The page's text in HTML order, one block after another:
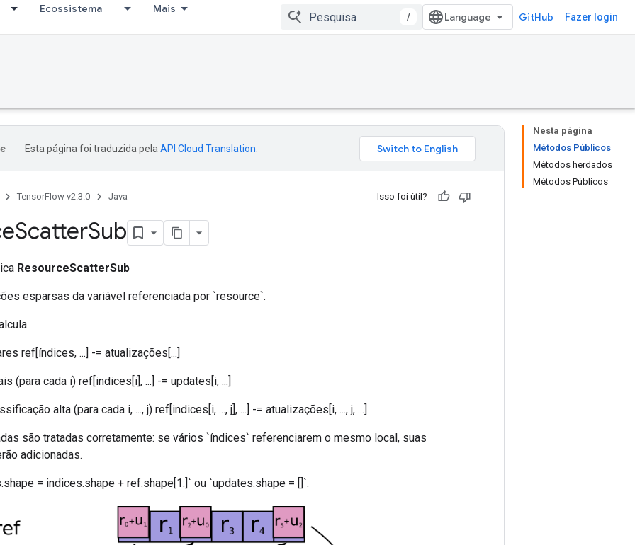
Ecossistema Mais
/ GitHub Fazer login
Nesta página
Métodos Públicos
Métodos herdados
Métodos Públicos
Esta página foi traduzida pela API Cloud Translation
TensorFlow v2.3.0 Java Isso foi útil?
ScatterSub
ResourceScatterSub
esparsas da variável referenciada por `resource`.
ref[índices, ...] -= atualizações[...]
(para cada i) ref[indices[i], ...] -= updates[i, ...]
alta (para cada i, ..., j) ref[indices[i, ..., j], ...] -= atualizações[i, ..., j, ...]
são tratadas corretamente: se vários `índices` referenciarem o mesmo local, suas
adicionadas.
= indices.shape + ref.shape[1:]` ou `updates.shape = []`.